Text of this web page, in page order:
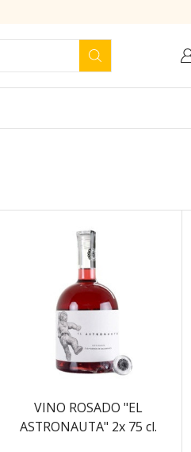
VINO ROSADO "EL
ASTRONAUTA" 2x 75 cl.